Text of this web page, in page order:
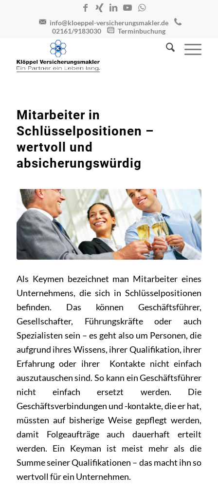
info@kloeppel-versicherungsmakler.de
02161/9183030
Terminbuchung
Mitarbeiter in
Schlüsselpositionen –
wertvoll und
absicherungswürdig
Als Keymen bezeichnet man Mitarbeiter eines
Unternehmens, die sich in Schlüsselpositionen
befinden. Das können Geschäftsführer,
Gesellschafter, Führungskräfte oder auch
Spezialisten sein – es geht also um Personen, die
aufgrund ihres Wissens, ihrer Qualifikation, ihrer
Erfahrung oder ihrer Kontakte nicht einfach
auszutauschen sind. So kann ein Geschäftsführer
nicht einfach ersetzt werden. Die
Geschäftsverbindungen und -kontakte, die er hat,
müssten auf bisherige Weise gepflegt werden,
damit Folgeaufträge auch dauerhaft erteilt
werden. Ein Keyman ist meist mehr als die
Summe seiner Qualifikationen – das macht ihn so
wertvoll für ein Unternehmen.